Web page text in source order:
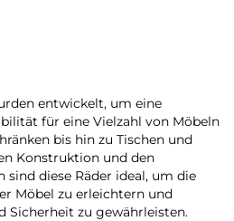
entwickelt, um eine
für eine Vielzahl von Möbeln
bis hin zu Tischen und
Konstruktion und den
diese Räder ideal, um die
Möbel zu erleichtern und
Sicherheit zu gewährleisten.